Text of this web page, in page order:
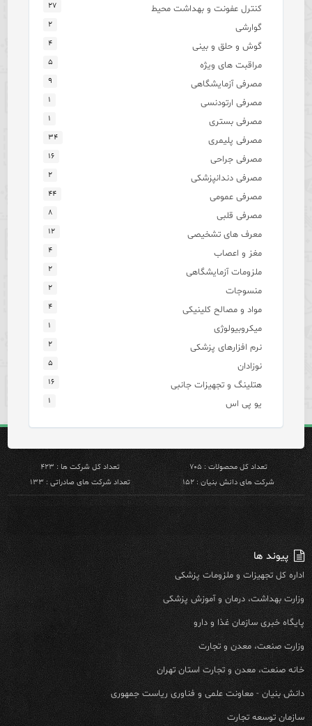
کنترل عفونت و بهداشت محیط ۲۷
گوارشی ۲
گوش و حلق و بینی ۴
مراقبت های ویژه ۵
مصرفی آزمایشگاهی ۹
مصرفی ارتودنسی ۱
مصرفی بستری ۱
مصرفی پلیمری ۳۴
مصرفی جراحی ۱۶
مصرفی دندانپزشکی ۲
مصرفی عمومی ۴۴
مصرفی قلبی ۸
معرف های تشخیصی ۱۲
مغز و اعصاب ۴
ملزومات آزمایشگاهی ۲
منسوجات ۲
مواد و مصالح کلینیکی ۴
میکروبیولوژی ۱
نرم افزارهای پزشکی ۲
نوزادان ۵
هتلینگ و تجهیزات جانبی ۱۶
یو پی اس ۱
تعداد کل محصولات : ۷۰۵
تعداد کل شرکت ها : ۴۲۳
شرکت های دانش بنیان : ۱۵۲
تعداد شرکت های صادراتی : ۱۳۳
پیوند ها
اداره کل تجهیزات و ملزومات پزشکی
وزارت بهداشت، درمان و آموزش پزشکی
پایگاه خبری سازمان غذا و دارو
وزارت صنعت، معدن و تجارت
خانه صنعت، معدن و تجارت استان تهران
دانش بنیان - معاونت علمی و فناوری ریاست جمهوری
سازمان توسعه تجارت